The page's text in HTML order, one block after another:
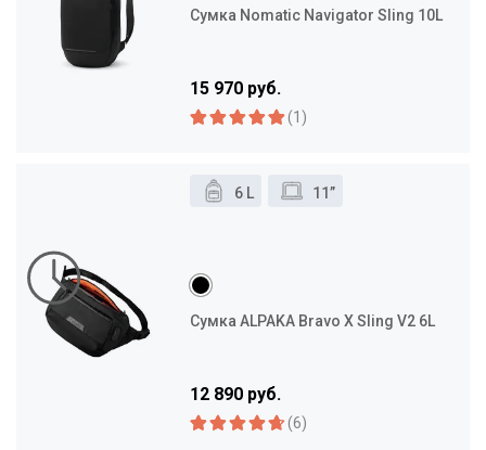
Сумка Nomatic Navigator Sling 10L
15 970 руб.
(1)
6 L 11”
Сумка ALPAKA Bravo X Sling V2 6L
12 890 руб.
(6)